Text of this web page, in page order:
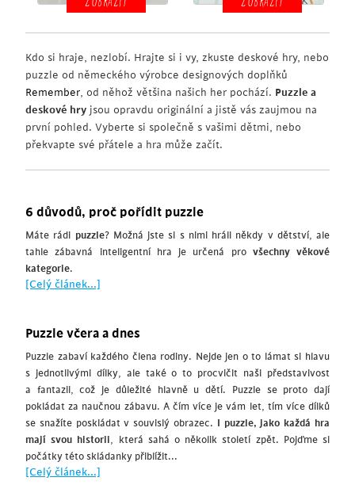
Kdo si hraje, nezlobí. Hrajte si i vy, zkuste deskové hry, nebo
puzzle od německého výrobce designových doplňků
Remember, od něhož většina našich her pochází. Puzzle a
deskové hry jsou opravdu originální a jistě vás zaujmou na
první pohled. Vyberte si společně s vašimi dětmi, nebo
překvapte své přátele a hra může začít.
6 důvodů, proč pořídit puzzle
Máte rádi puzzle? Možná jste si s nimi hráli někdy v dětství, ale
tahle zábavná inteligentní hra je určená pro všechny věkové
kategorie.
[Celý článek...]
Puzzle včera a dnes
Puzzle zabaví každého člena rodiny. Nejde jen o to lámat si hlavu
s jednotlivými dílky, ale také o to procvičit naši představivost
a fantazii, což je důležité hlavně u dětí. Puzzle se proto dají
pokládat za naučnou zábavu. A čím více je vám let, tím více dílků
se snažíte poskládat v souvislý obrazec.
I puzzle, jako každá hra
mají svou historii , která sahá o několik století zpět. Pojďme si
počátky této skládanky přiblížit...
[Celý článek...]